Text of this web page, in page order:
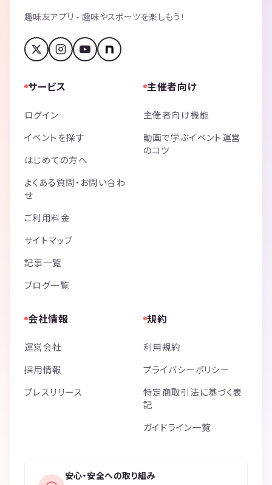
趣味友アプリ - 趣味やスポーツを楽しもう！
サービス
ログイン
イベントを探す
はじめての方へ
よくある質問・お問い合わ
せ
ご利用料金
サイトマップ
記事一覧
ブログ一覧
主催者向け
主催者向け機能
動画で学ぶイベント運営
のコツ
会社情報
運営会社
採用情報
プレスリリース
規約
利用規約
プライバシーポリシー
特定商取引法に基づく表
記
ガイドライン一覧
安心・安全への取り組み